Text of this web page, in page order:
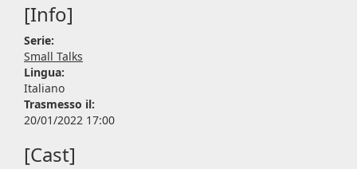
[Info]
Serie:
Small Talks
Lingua:
Italiano
Trasmesso il:
20/01/2022 17:00
[Cast]